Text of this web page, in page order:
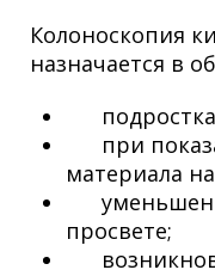
Колоноскопия
назначается в
при
материала
просвете;